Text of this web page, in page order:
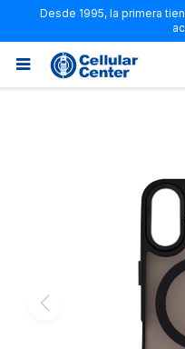
Desde 1995, la primera
